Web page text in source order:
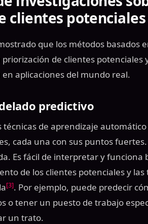
clientes potenciales
que los métodos basados
de clientes potenciales
aplicaciones del mundo real.
predictivo
de aprendizaje
cada una con sus puntos
Es fácil de interpretar y funciona
de los clientes potenciales y las
[3]. Por ejemplo, puede predecir
o tener un puesto de trabajo
un trato.